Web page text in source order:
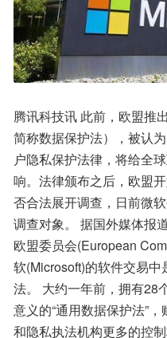
腾讯科技讯 此前，欧盟推
简称数据保护法），被认
户隐私保护法律，将给全
响。法律颁布之后，欧盟
否合法展开调查，日前微
调查对象。 据国外媒体报
欧盟委员会(European
软(Microsoft)的软件交易
法。 大约一年前，拥有28
意义的“通用数据保护法”
和隐私执法机构更多的控